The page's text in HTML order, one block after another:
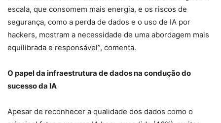
escala, que consomem mais energia, e os riscos de
segurança, como a perda de dados e o uso de IA por
hackers, mostram a necessidade de uma abordagem mais
equilibrada e responsável”, comenta.
O papel da infraestrutura de dados na condução do
sucesso da IA
Apesar de reconhecer a qualidade dos dados como o